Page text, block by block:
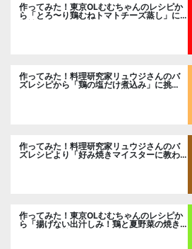
作ってみた！東京OLむむちゃんのレシピか
ら「とろ〜り鶏むねトマトチーズ蒸し」に
挑戦
作ってみた！料理研究家リュウジさんのバ
ズレシピから「鶏の塩だけ煮込み」に挑
作ってみた！料理研究家リュウジさんのバ
ズレシピより「好み焼きマイスターに教わ
るお好み焼」に挑戦。
作ってみた！東京OLむむちゃんのレシピか
ら「揚げない出汁しみ！鶏と夏野菜の焼き